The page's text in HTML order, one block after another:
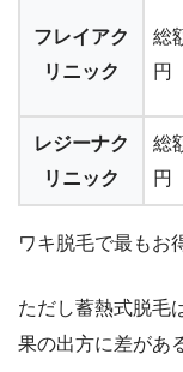
フレイアク
リニック
総
円
レジーナク
リニック
総
円
ワキ脱毛で最もお
ただし蓄熱式脱毛
果の出方に差があ